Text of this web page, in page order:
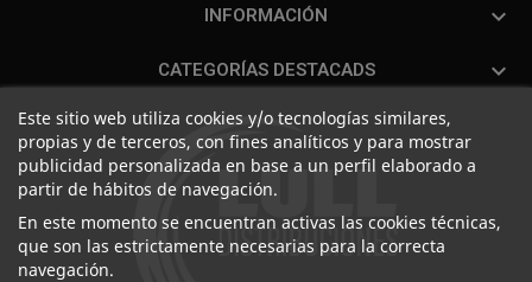
INFORMACIÓN 
CATEGORÍAS DESTACADS 
Este sitio web utiliza cookies y/o tecnologías similares,
propias y de terceros, con fines analíticos y para mostrar
publicidad personalizada en base a un perfil elaborado a
partir de hábitos de navegación.
En este momento se encuentran activas las cookies técnicas,
que son las estrictamente necesarias para la correcta
navegación.